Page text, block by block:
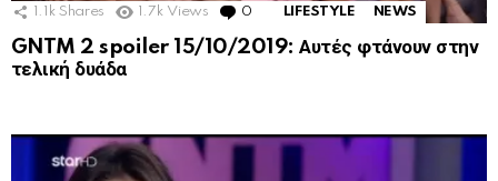
1.1k Shares 1.7k Views 0 Comments
LIFESTYLE NEWS
GNTM 2 spoiler 15/10/2019: Αυτές φτάνουν στην
τελική δυάδα